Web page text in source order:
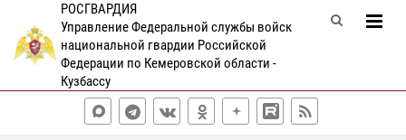
РОСГВАРДИЯ
Управление Федеральной службы войск
национальной гвардии Российской
Федерации по Кемеровской области -
Кузбассу